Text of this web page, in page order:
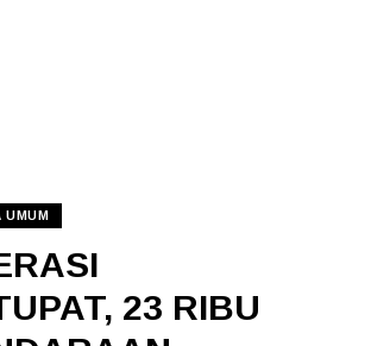
UMUM
23 RIBU